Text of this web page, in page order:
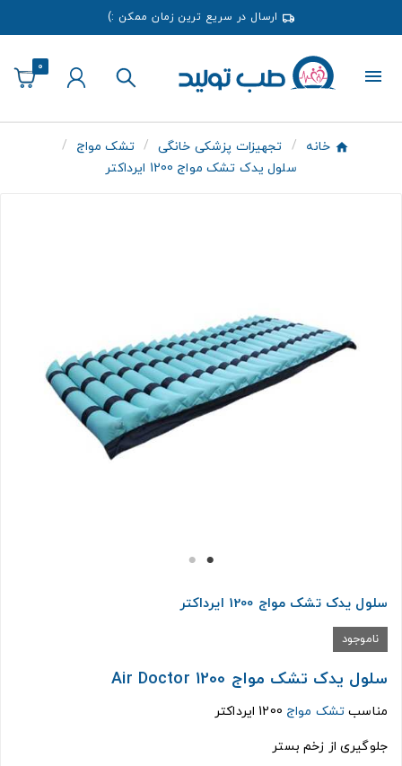
ارسال در سریع ترین زمان ممکن :)
0
خانه تجهیزات پزشکی خانگی
تشک مواج
سلول یدک تشک مواج 1200 ایرداکتر
سلول یدک تشک مواج 1200 ایرداکتر
ناموجود
سلول یدک تشک مواج 1200 Air Doctor
مناسب تشک مواج
جلوگیری از زخم بستر